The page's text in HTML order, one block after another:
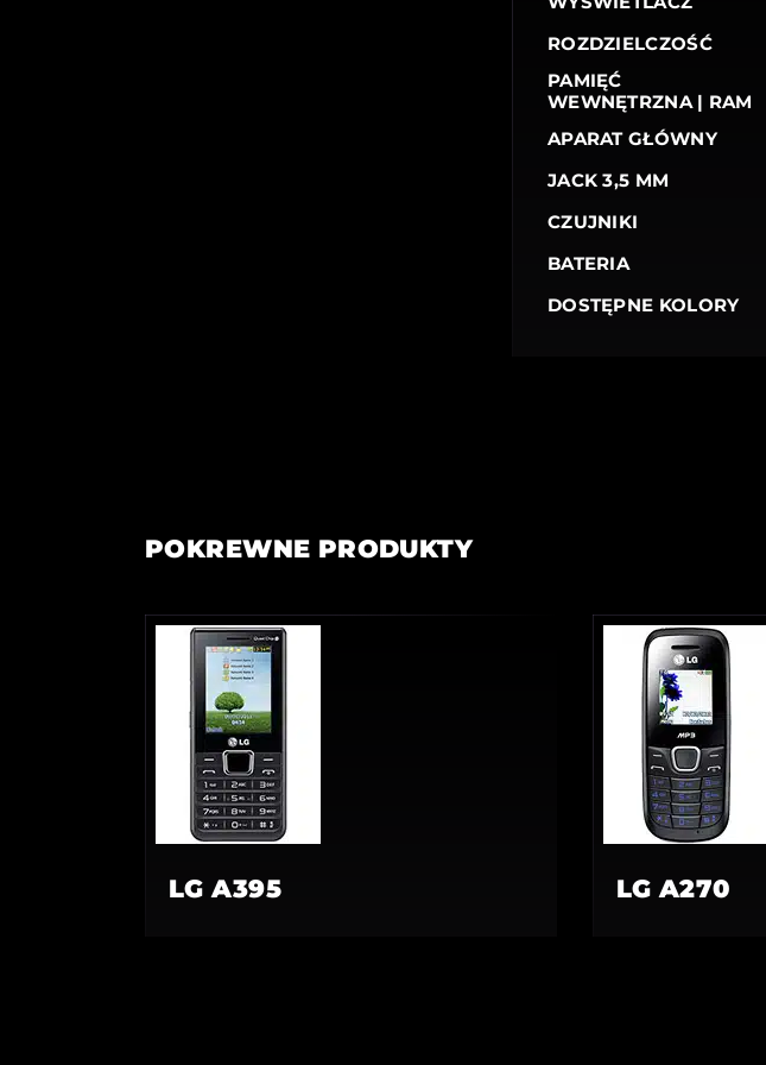
ROZDZIELCZOŚĆ
PAMIĘĆ
WEWNĘTRZNA | RAM
APARAT GŁÓWNY
JACK 3,5 MM
CZUJNIKI
BATERIA
DOSTĘPNE KOLORY
POKREWNE PRODUKTY
LG A395 LG A270